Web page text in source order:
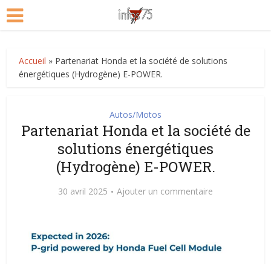
Accueil » Partenariat Honda et la société de solutions
énergétiques (Hydrogène) E-POWER.
Autos/Motos
Partenariat Honda et la société de
solutions énergétiques
(Hydrogène) E-POWER.
30 avril 2025 Ajouter un commentaire